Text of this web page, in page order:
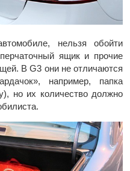
нельзя обойти
ящик и прочие
В G3 они не отличаются
например, папка
но их количество должно